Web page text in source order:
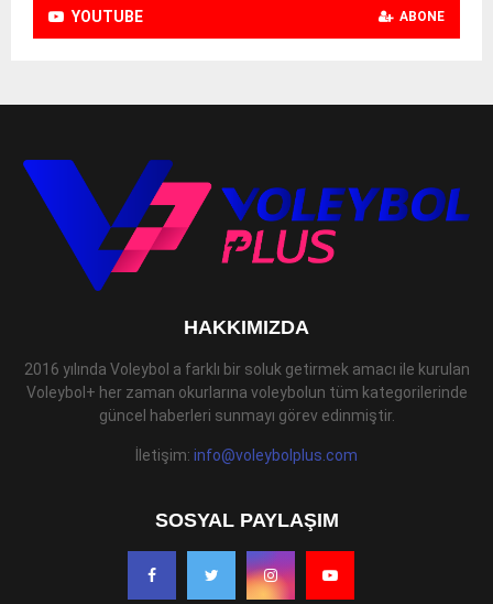
YOUTUBE ABONE
HAKKIMIZDA
2016 yılında Voleybol a farklı bir soluk getirmek amacı ile kurulan
Voleybol+ her zaman okurlarına voleybolun tüm kategorilerinde
güncel haberleri sunmayı görev edinmiştir.
İletişim: info@voleybolplus.com
SOSYAL PAYLAŞIM